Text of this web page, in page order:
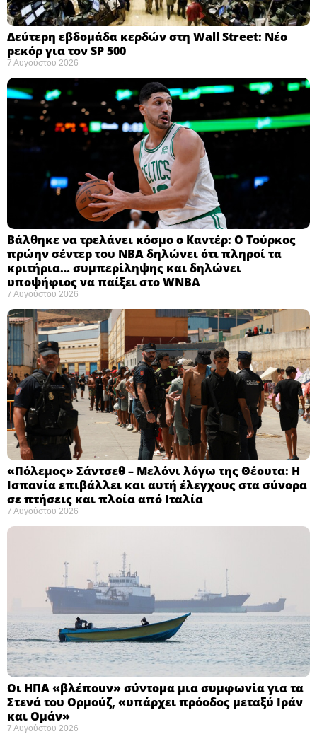
Δεύτερη εβδομάδα κερδών στη Wall Street: Νέο
ρεκόρ για τον SP 500
7 Αυγούστου 2026
Βάλθηκε να τρελάνει κόσμο ο Καντέρ: Ο Τούρκος
πρώην σέντερ του NBA δηλώνει ότι πληροί τα
κριτήρια… συμπερίληψης και δηλώνει
υποψήφιος να παίξει στο WNBA
7 Αυγούστου 2026
«Πόλεμος» Σάντσεθ – Μελόνι λόγω της Θέουτα: Η
Ισπανία επιβάλλει και αυτή έλεγχους στα σύνορα
σε πτήσεις και πλοία από Ιταλία
7 Αυγούστου 2026
Οι ΗΠΑ «βλέπουν» σύντομα μια συμφωνία για τα
Στενά του Ορμούζ, «υπάρχει πρόοδος μεταξύ Ιράν
και Ομάν»
7 Αυγούστου 2026